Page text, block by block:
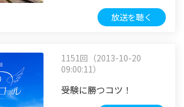
放送を聴く
1151回（2013-10-20
09:00:11）
受験に勝つコツ！